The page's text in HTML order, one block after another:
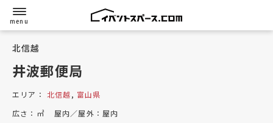
北信越
井波郵便局
エリア： 北信越, 富山県
広さ： ㎡ 屋内／屋外： 屋内